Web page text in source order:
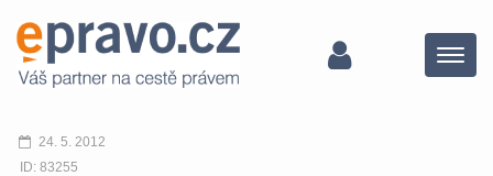
Menu
24. 5. 2012
ID: 83255